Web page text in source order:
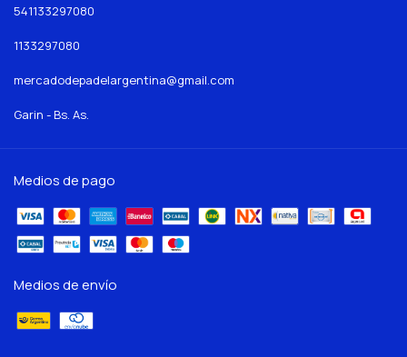
541133297080
1133297080
mercadodepadelargentina@gmail.com
Garin - Bs. As.
Medios de pago
Medios de envío